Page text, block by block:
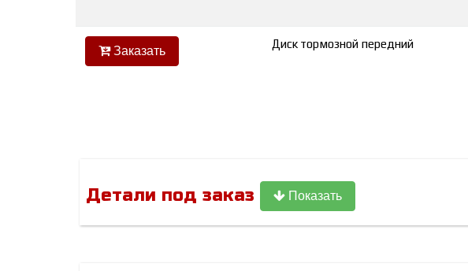
Заказать
Диск тормозной передний
Детали под заказ Показать